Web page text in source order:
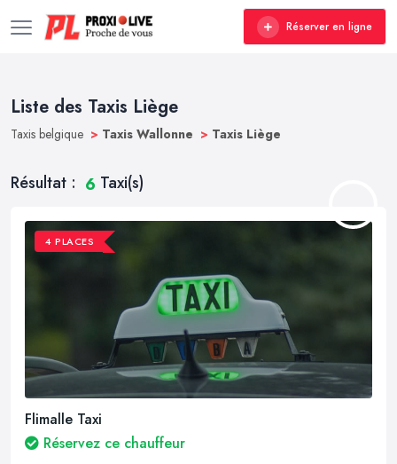
Réserver en ligne
Liste des Taxis Liège
Taxis belgique > Taxis Wallonne > Taxis Liège
Résultat : 6 Taxi(s)
4 PLACES
Flimalle Taxi
Réservez ce chauffeur